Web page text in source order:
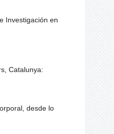
Investigación en
Catalunya:
desde lo